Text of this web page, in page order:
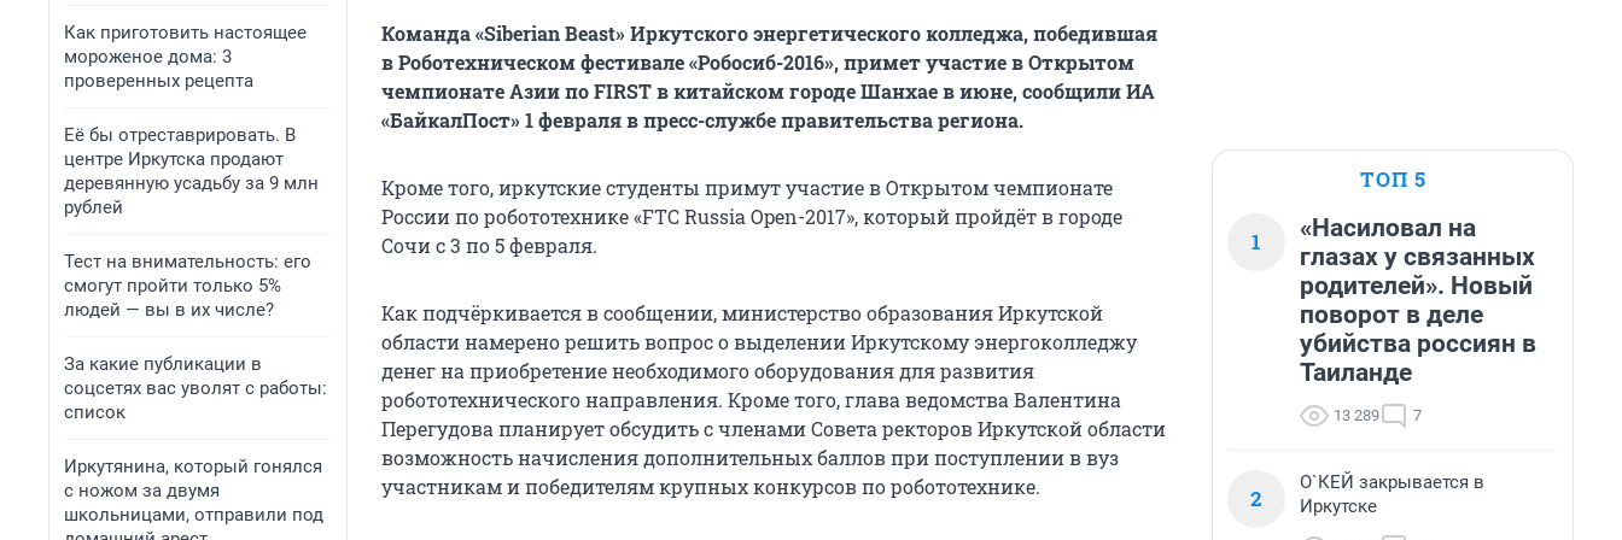
Как приготовить настоящее
мороженое дома: 3
проверенных рецепта
Её бы отреставрировать. В
центре Иркутска продают
деревянную усадьбу за 9 млн
рублей
Тест на внимательность: его
смогут пройти только 5%
людей — вы в их числе?
За какие публикации в
соцсетях вас уволят с работы:
список
Иркутянина, который гонялся
с ножом за двумя
школьницами, отправили под
Команда «Siberian Beast» Иркутского энергетического колледжа, победившая
в Роботехническом фестивале «Робосиб-2016», примет участие в Открытом
чемпионате Азии по FIRST в китайском городе Шанхае в июне, сообщили ИА
«БайкалПост» 1 февраля в пресс-службе правительства региона.
Кроме того, иркутские студенты примут участие в Открытом чемпионате
России по робототехнике «FTC Russia Open-2017», который пройдёт в городе
Сочи с 3 по 5 февраля.
Как подчёркивается в сообщении, министерство образования Иркутской
области намерено решить вопрос о выделении Иркутскому энергоколледжу
денег на приобретение необходимого оборудования для развития
робототехнического направления. Кроме того, глава ведомства Валентина
Перегудова планирует обсудить с членами Совета ректоров Иркутской области
возможность начисления дополнительных баллов при поступлении в вуз
участникам и победителям крупных конкурсов по робототехнике.
ТОП 5
1
«Насиловал на
глазах у связанных
родителей». Новый
поворот в деле
убийства россиян в
Таиланде
13 289 7
2
О`КЕЙ закрывается в
Иркутске